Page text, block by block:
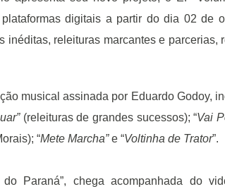
digitais a partir do dia 02 de
inéditas, releituras marcantes e parcerias,
musical assinada por Eduardo Godoy,
(releituras de grandes sucessos); “Vai
“Mete Marcha”e “Voltinha de Trator”.
Paraná”, chega acompanhada do